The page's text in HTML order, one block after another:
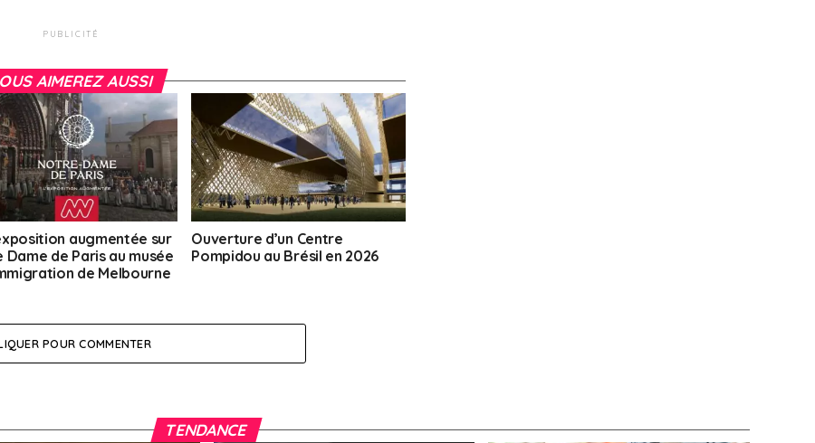
PUBLICITÉ
AIMEREZ AUSSI
augmentée sur
Dame de Paris au musée
de Melbourne
Ouverture d’un Centre
Pompidou au Brésil en 2026
POUR COMMENTER
TENDANCE